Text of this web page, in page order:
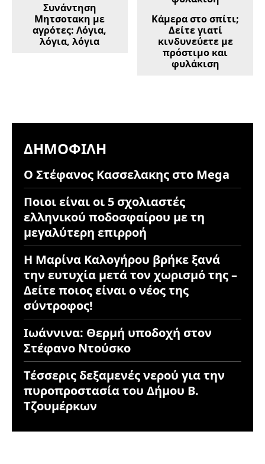
Συνάντηση
Μητσοτακη με
αγρότες: Λόγια,
λόγια, λόγια
Κάμερα στο σπίτι;
Δείτε γιατί
κινδυνεύετε με
πρόστιμο και
φυλάκιση
ΔΗΜΟΦΙΛΉ
Ο Στέφανος Κασσελακης στο Mega
Ποιοι είναι οι 5 σχολιαστές
ελληνικού ποδοσφαίρου με τη
μεγαλύτερη επιρροή
Η Μαρίνα Καλογήρου βρήκε ξανά
την ευτυχία μετά τον χωρισμό της –
Δείτε ποιος είναι ο νέος της
σύντροφος!
Ιωάννινα: Θερμή υποδοχή στον
Στέφανο Ντούσκο
Τέσσερις δεξαμενές νερού για την
πυροπροστασία του Δήμου Β.
Τζουμέρκων